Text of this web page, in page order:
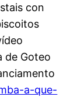
con
de Goteo
a-que-